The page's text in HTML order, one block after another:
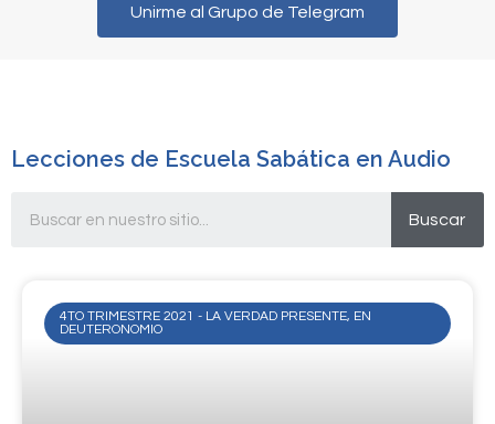
Unirme al Grupo de Telegram
Lecciones de Escuela Sabática en Audio
Buscar
4TO TRIMESTRE 2021 - LA VERDAD PRESENTE, EN
DEUTERONOMIO